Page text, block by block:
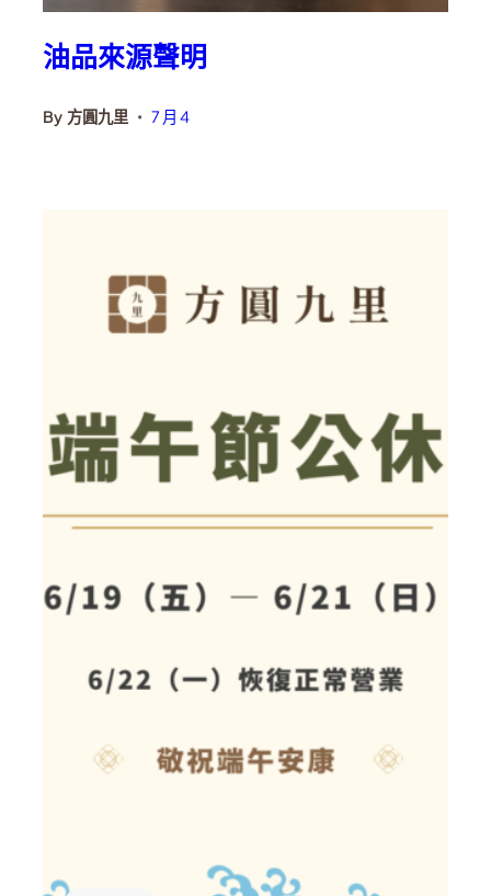
油品來源聲明
By 方圓九里 • 7 月 4